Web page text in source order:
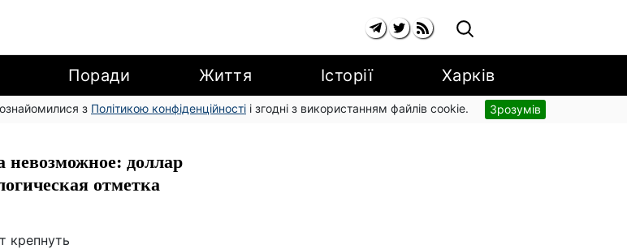
Поради Життя Історії Харків
з Політикою конфіденційності і згодні з використанням файлів cookie. Зрозумів
невозможное: доллар
отметка
крепнуть